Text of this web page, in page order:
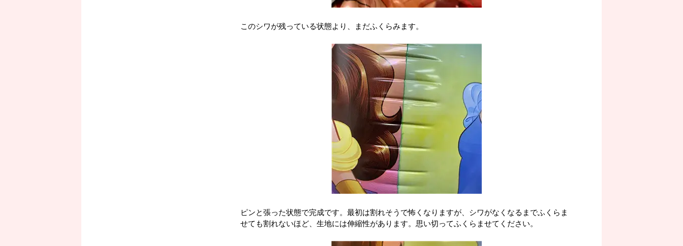
このシワが残っている状態より、まだふくらみます。
ピンと張った状態で完成です。最初は割れそうで怖くなりますが、シワがなくなるまでふくらま
せても割れないほど、生地には伸縮性があります。思い切ってふくらませてください。